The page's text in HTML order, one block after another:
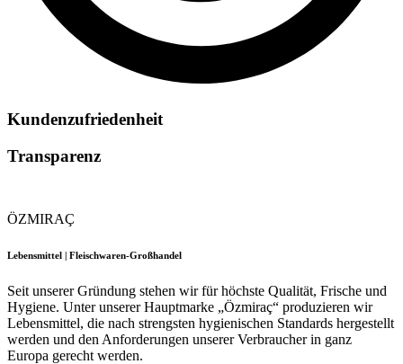
Kundenzufriedenheit
Transparenz
ÖZMIRAÇ
Lebensmittel | Fleischwaren-Großhandel
Seit unserer Gründung stehen wir für höchste Qualität, Frische und
Hygiene. Unter unserer Hauptmarke „Özmiraç“ produzieren wir
Lebensmittel, die nach strengsten hygienischen Standards hergestellt
werden und den Anforderungen unserer Verbraucher in ganz
Europa gerecht werden.